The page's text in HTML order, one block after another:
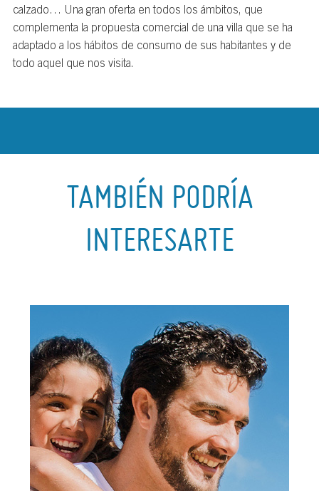
calzado… Una gran oferta en todos los ámbitos, que
complementa la propuesta comercial de una villa que se ha
adaptado a los hábitos de consumo de sus habitantes y de
todo aquel que nos visita.
TAMBIÉN PODRÍA
INTERESARTE